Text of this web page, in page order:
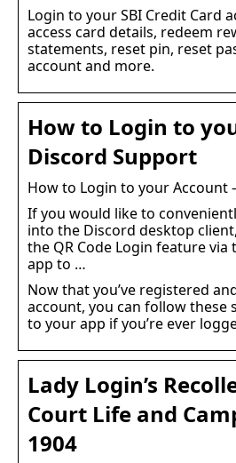
Login to your SBI Credit Card
access card details, redeem
statements, reset pin, reset
account and more.
How to Login to
Discord Support
How to Login to your Account
If you would like to
into the Discord desktop
the QR Code Login feature
app to …
Now that you’ve registered
account, you can follow these
to your app if you’re ever
Lady Login’s
Court Life and
1904